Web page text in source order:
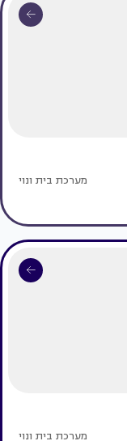
מערכת בית ונוי
מערכת בית ונוי